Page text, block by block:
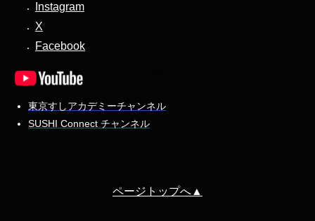
Instagram
X
Facebook
東京すしアカデミーチャンネル
SUSHI Connect チャンネル
ページトップへ▲